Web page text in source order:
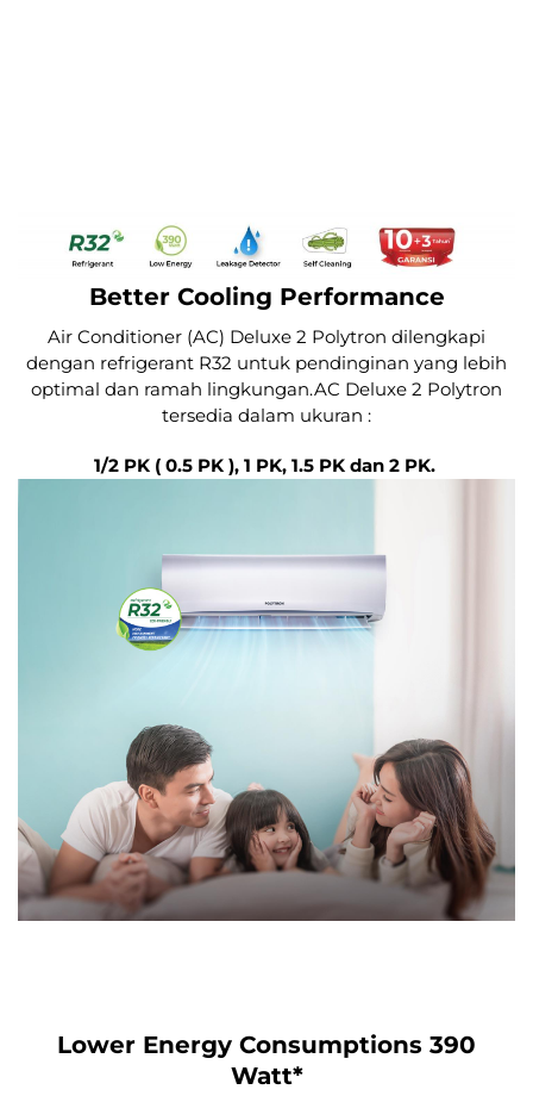
Better Cooling Performance
Air Conditioner (AC) Deluxe 2 Polytron dilengkapi
dengan refrigerant R32 untuk pendinginan yang lebih
optimal dan ramah lingkungan.AC Deluxe 2 Polytron
tersedia dalam ukuran :
1/2 PK ( 0.5 PK ), 1 PK, 1.5 PK dan 2 PK.
Lower Energy Consumptions 390
Watt*